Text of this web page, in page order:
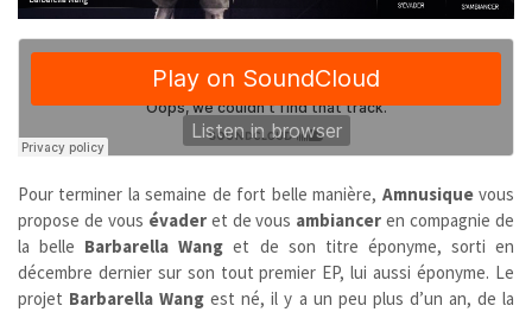
Pour terminer la semaine de fort belle manière, Amnusiquevous
propose de vous évaderet de vous ambiancer en compagnie de
la belle Barbarella Wang et de son titre éponyme, sorti en
décembre dernier sur son tout premier EP, lui aussi éponyme. Le
projet Barbarella Wang est né, il y a un peu plus d’un an, de la